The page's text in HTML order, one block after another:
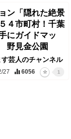
ン「隠れた絶景
４市町村！千葉
にガイドマッ
野見金公園
芸人のチャンネル
27 6056 1